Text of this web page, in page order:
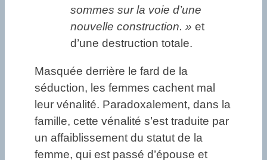
sommes sur la voie d’une
nouvelle construction. » et
d’une destruction totale.
Masquée derrière le fard de la
séduction, les femmes cachent mal
leur vénalité. Paradoxalement, dans la
famille, cette vénalité s’est traduite par
un affaiblissement du statut de la
femme, qui est passé d’épouse et